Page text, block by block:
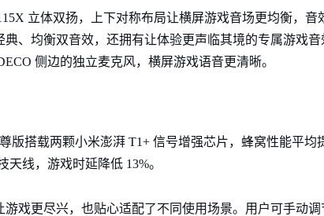
立体双扬，上下对称布局让横屏游戏音场更均衡，音
、均衡双音效，还拥有让体验更声临其境的专属游戏
侧边的独立麦克风，横屏游戏语音更清晰。
版搭载两颗小米澎湃 T1+ 信号增强芯片，蜂窝性能平均
天线，游戏时延降低 13%。
戏更尽兴，也贴心适配了不同使用场景。用户可手动调